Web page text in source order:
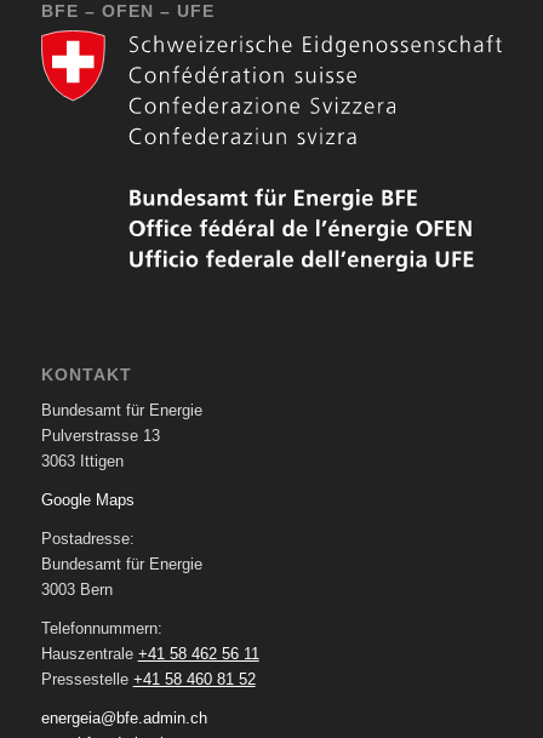
BFE – OFEN – UFE
KONTAKT
Bundesamt für Energie
Pulverstrasse 13
3063 Ittigen
Google Maps
Postadresse:
Bundesamt für Energie
3003 Bern
Telefonnummern:
Hauszentrale +41 58 462 56 11
Pressestelle +41 58 460 81 52
energeia@bfe.admin.ch